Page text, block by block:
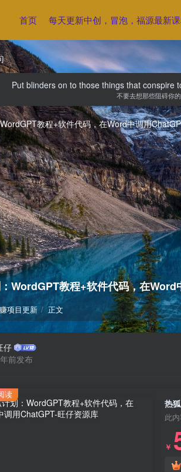
首页 每天更新中创，冒泡，福源最新
Put blinders on to those things that conspire
不要去想那些阻碍你
WordGPT教程+软件代码，在Word
项目更新 正文
仔
前发布
此
￥
读